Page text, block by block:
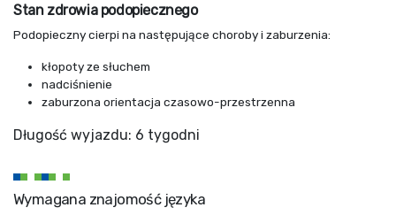
Stan zdrowia podopiecznego
Podopieczny cierpi na następujące choroby i zaburzenia:
kłopoty ze słuchem
nadciśnienie
zaburzona orientacja czasowo-przestrzenna
Długość wyjazdu: 6 tygodni
Wymagana znajomość języka